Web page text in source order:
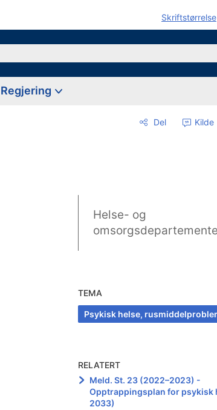
Skriftstørrelse
Regjering
Del Kilde
Helse- og
TEMA
Psykisk helse,
RELATERT
Meld. St. 23 (2022–2023) -
Opptrappingsplan for psykisk
2033)